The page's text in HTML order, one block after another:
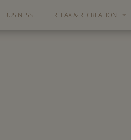
BUSINESS RELAX & RECREATION